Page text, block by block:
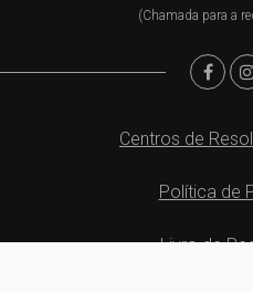
(Chamada para a
Centros de
Política de
Livro de